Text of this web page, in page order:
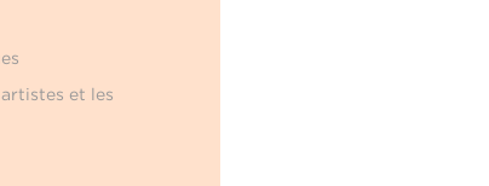
artistes et les